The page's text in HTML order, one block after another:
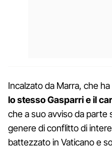
Incalzato da Marra, che
lo stesso Gasparri e il
che a suo avviso da parte
genere di conflitto di
battezzato in Vaticano e